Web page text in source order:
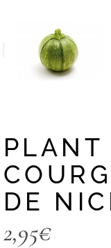
PLANT
DE
2,95€